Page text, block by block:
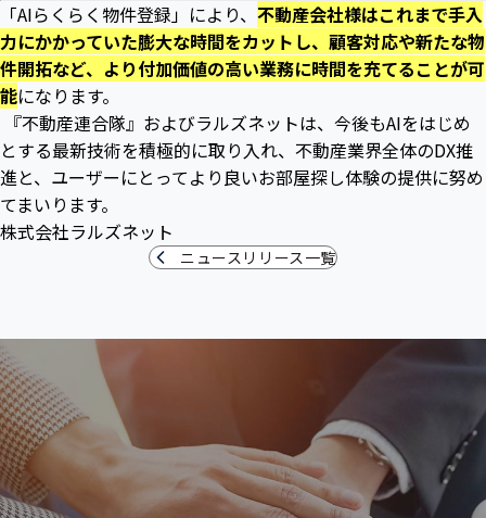
「AIらくらく物件登録」により、 不動産会社様はこれまで手入
力にかかっていた膨大な時間をカットし、顧客対応や新たな物
件開拓など、より付加価値の高い業務に時間を充てることが可
能になります。
『不動産連合隊』およびラルズネットは、今後もAIをはじめ
とする最新技術を積極的に取り入れ、不動産業界全体のDX推
進と、ユーザーにとってより良いお部屋探し体験の提供に努め
てまいります。
株式会社ラルズネット
ニュースリリース一覧